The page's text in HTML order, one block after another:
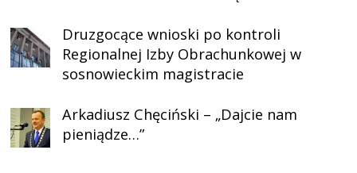
Druzgocące wnioski po kontroli
Regionalnej Izby Obrachunkowej w
sosnowieckim magistracie
Arkadiusz Chęciński – „Dajcie nam
pieniądze…”